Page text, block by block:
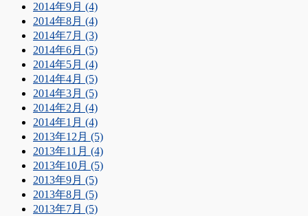
2014年9月 (4)
2014年8月 (4)
2014年7月 (3)
2014年6月 (5)
2014年5月 (4)
2014年4月 (5)
2014年3月 (5)
2014年2月 (4)
2014年1月 (4)
2013年12月 (5)
2013年11月 (4)
2013年10月 (5)
2013年9月 (5)
2013年8月 (5)
2013年7月 (5)